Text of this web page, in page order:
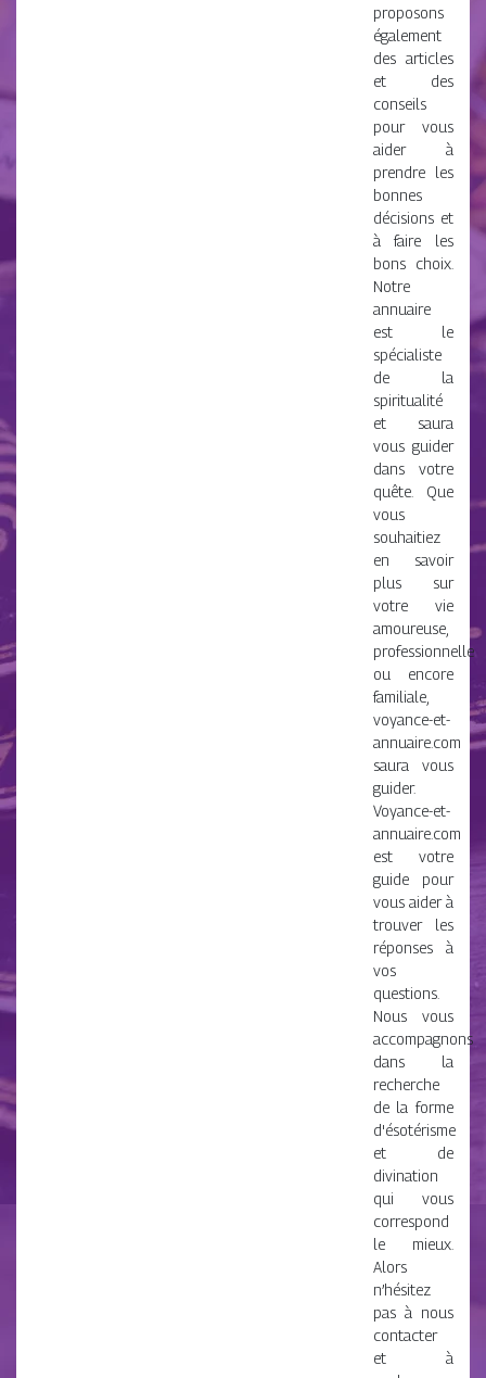
proposons
également
des articles
et des
conseils
pour vous
aider à
prendre les
bonnes
décisions et
à faire les
bons choix.
Notre
annuaire
est le
spécialiste
de la
spiritualité
et saura
vous guider
dans votre
quête. Que
vous
souhaitiez
en savoir
plus sur
votre vie
amoureuse,
professionnelle
ou encore
familiale,
voyance-et-
annuaire.com
saura vous
guider.
Voyance-et-
annuaire.com
est votre
guide pour
vous aider à
trouver les
réponses à
vos
questions.
Nous vous
accompagnons
dans la
recherche
de la forme
d'ésotérisme
et de
divination
qui vous
correspond
le mieux.
Alors
n’hésitez
pas à nous
contacter
et à